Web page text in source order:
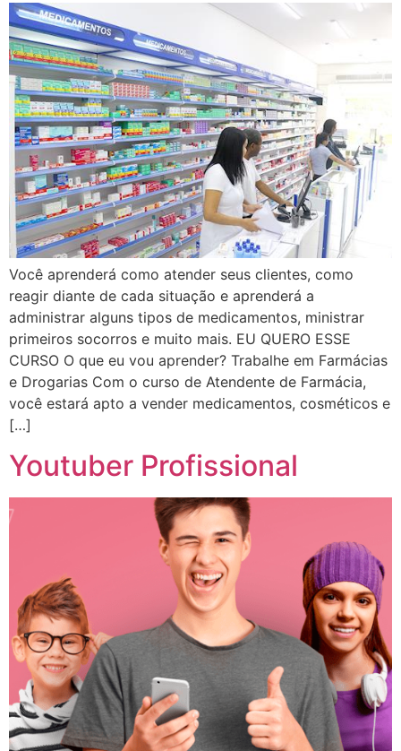
Você aprenderá como atender seus clientes, como
reagir diante de cada situação e aprenderá a
administrar alguns tipos de medicamentos, ministrar
primeiros socorros e muito mais. EU QUERO ESSE
CURSO O que eu vou aprender? Trabalhe em Farmácias
e Drogarias Com o curso de Atendente de Farmácia,
você estará apto a vender medicamentos, cosméticos e
[…]
Youtuber Profissional